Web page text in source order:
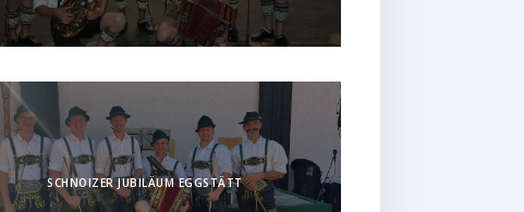
SCHNOIZER JUBILÄUM EGGSTÄTT